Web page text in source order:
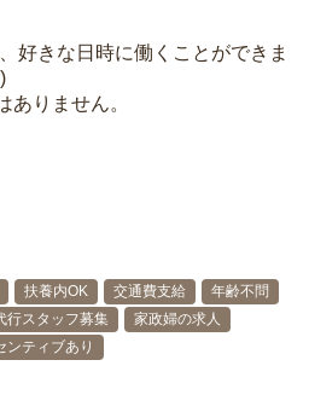
好きな日時に働くことができま
ありません。
扶養内OK 交通費支給
年齢不問
行スタッフ募集
家政婦の求人
ンティブあり